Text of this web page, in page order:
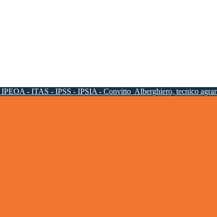
IPEOA - ITAS - IPSS - IPSIA - Convitto Alberghiero, tecnico